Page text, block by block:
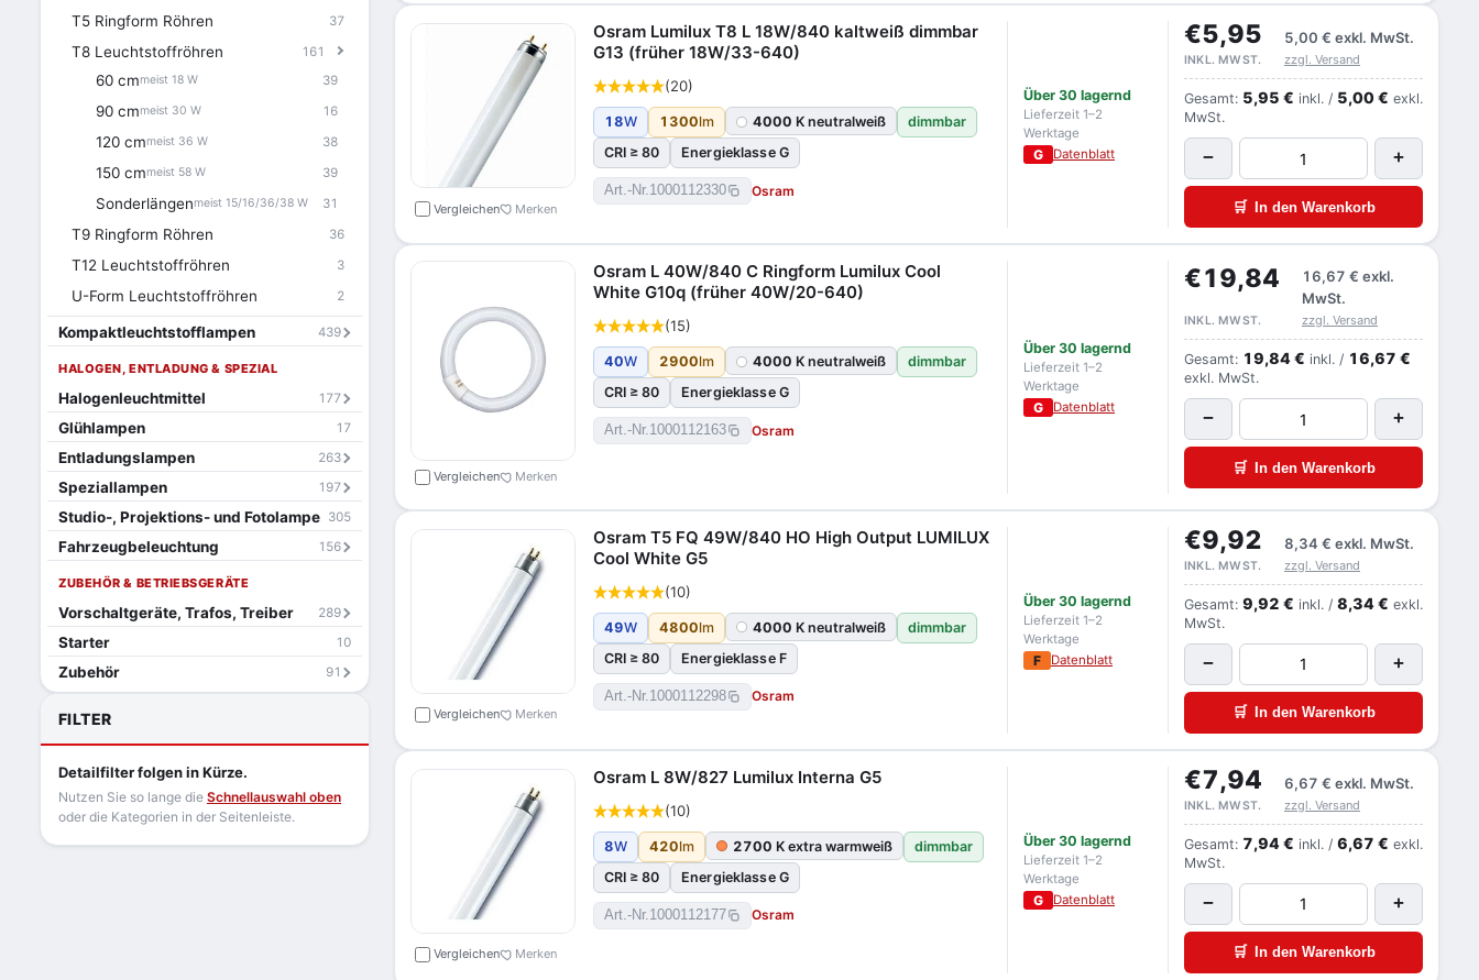
T5 Ringform Röhren 37
T8 Leuchtstoffröhren 161
60 cmmeist 18 W 39
90 cmmeist 30 W 16
120 cmmeist 36 W 38
150 cmmeist 58 W 39
Sonderlängenmeist 15/16/36/38 W 31
T9 Ringform Röhren 36
T12 Leuchtstoffröhren 3
U-Form Leuchtstoffröhren 2
Kompaktleuchtstofflampen 439
HALOGEN, ENTLADUNG & SPEZIAL
Halogenleuchtmittel 177
Glühlampen 17
Entladungslampen 263
Speziallampen 197
Studio-, Projektions- und Fotolampe 305
Fahrzeugbeleuchtung 156
ZUBEHÖR & BETRIEBSGERÄTE
Vorschaltgeräte, Trafos, Treiber 289
Starter 10
Zubehör 91
FILTER
Detailfilter folgen in Kürze.
Nutzen Sie so lange die Schnellauswahl oben
oder die Kategorien in der Seitenleiste.
Vergleichen Merken
Osram Lumilux T8 L 18W/840 kaltweiß dimmbar
G13 (früher 18W/33-640)
(20)
18W 1300lm 4000 K neutralweiß
dimmbar
CRI ≥ 80
Energieklasse G
Art.-Nr.1000112330 Osram
Über 30 lagernd
Lieferzeit 1–2
Werktage
G Datenblatt
€5,95 5,00 € exkl. MwSt.
INKL. MWST. zzgl. Versand
Gesamt: 5,95 € inkl. / 5,00 € exkl.
MwSt.
− +
🛒 In den Warenkorb
Vergleichen Merken
Osram L 40W/840 C Ringform Lumilux Cool
White G10q (früher 40W/20-640)
(15)
40W 2900lm 4000 K neutralweiß
dimmbar
CRI ≥ 80
Energieklasse G
Art.-Nr.1000112163 Osram
Über 30 lagernd
Lieferzeit 1–2
Werktage
G Datenblatt
€19,84 16,67 € exkl.
MwSt.
INKL. MWST. zzgl. Versand
Gesamt: 19,84 € inkl. / 16,67 €
exkl. MwSt.
− +
🛒 In den Warenkorb
Vergleichen Merken
Osram T5 FQ 49W/840 HO High Output LUMILUX
Cool White G5
(10)
49W 4800lm 4000 K neutralweiß
dimmbar
CRI ≥ 80
Energieklasse F
Art.-Nr.1000112298 Osram
Über 30 lagernd
Lieferzeit 1–2
Werktage
F Datenblatt
€9,92 8,34 € exkl. MwSt.
INKL. MWST. zzgl. Versand
Gesamt: 9,92 € inkl. / 8,34 € exkl.
MwSt.
− +
🛒 In den Warenkorb
Vergleichen Merken
Osram L 8W/827 Lumilux Interna G5
(10)
8W 420lm 2700 K extra warmweiß
dimmbar
CRI ≥ 80
Energieklasse G
Art.-Nr.1000112177 Osram
Über 30 lagernd
Lieferzeit 1–2
Werktage
G Datenblatt
€7,94 6,67 € exkl. MwSt.
INKL. MWST. zzgl. Versand
Gesamt: 7,94 € inkl. / 6,67 € exkl.
MwSt.
− +
🛒 In den Warenkorb